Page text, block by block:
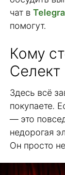
чат в
помогут.
Кому
Селект
Здесь всё
покупаете.
— это
недорогая
Он просто